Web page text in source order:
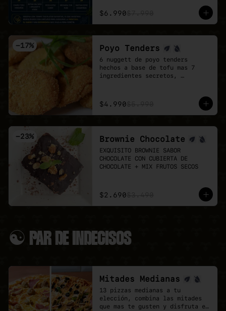
diferente inspirado en sabores
Veganmobile 💚
Todos nuestros almuerzos
incluyen ensalada mixta fresca,
pan horneado y nuestro clásico
pebre casero.
menú del día:
MAR 04: Poyo Katsu curry
MIÉ 05: Albondigas + Spaguetti
JUE 06: Seitan Saltado + arroz
+ papas fritas
VIE 07: Chowmein Tofu verduras
$6.990
-17% Poyo Tenders
6 nuggett de poyo tenders
hechos a base de tofu mas 7
ingredientes secretos,
extra.
$4.990
-23% Brownie Chocolate
EXQUISITO BROWNIE SABOR
CHOCOLATE CON CUBIERTA DE
CHOCOLATE + MIX FRUTOS SECOS
$2.690
☯ PAR DE INDECISOS
Mitades Medianas
13 pizzas medianas a tu
elección, combina las mitades
que mas te gusten y disfruta el